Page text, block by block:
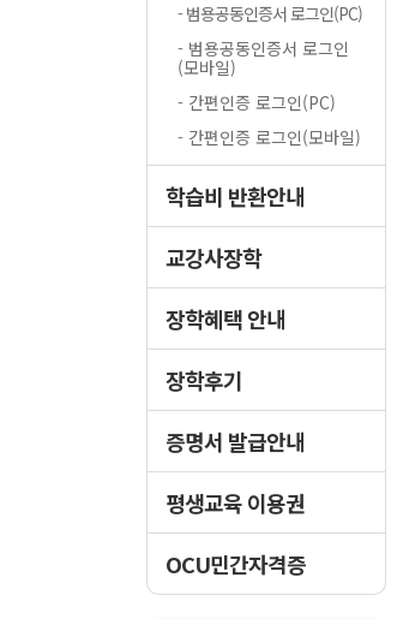
- 범용공동인증서 로그인(PC)
- 범용공동인증서 로그인
(모바일)
- 간편인증 로그인(PC)
- 간편인증 로그인(모바일)
학습비 반환안내
교강사장학
장학혜택 안내
장학후기
증명서 발급안내
평생교육 이용권
OCU민간자격증